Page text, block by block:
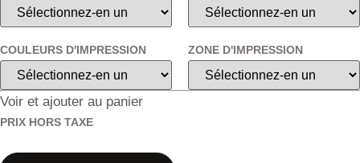
COULEURS D'IMPRESSION ZONE D'IMPRESSION
Voir et ajouter au panier
PRIX HORS TAXE